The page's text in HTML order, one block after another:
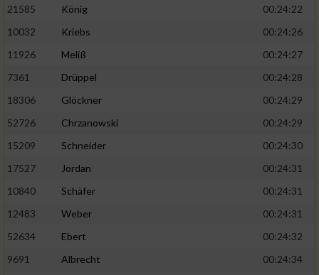
21585
König
00:24:22
10032
Kriebs
00:24:26
11926
Meliß
00:24:27
7361
Drüppel
00:24:28
18306
Glöckner
00:24:29
52726
Chrzanowski
00:24:29
15209
Schneider
00:24:30
17527
Jordan
00:24:31
10840
Schäfer
00:24:31
12483
Weber
00:24:31
52634
Ebert
00:24:32
9691
Albrecht
00:24:34